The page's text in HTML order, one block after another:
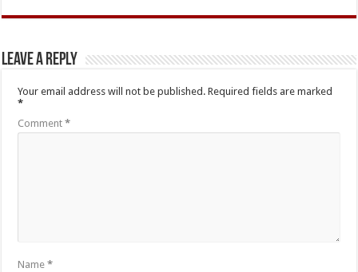
Leave a Reply
Your email address will not be published. Required fields are marked
*
Comment*
Name*